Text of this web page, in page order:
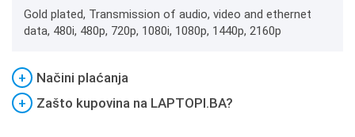
Gold plated, Transmission of audio, video and ethernet
data, 480i, 480p, 720p, 1080i, 1080p, 1440p, 2160p
+
Načini plaćanja
+
Zašto kupovina na LAPTOPI.BA?